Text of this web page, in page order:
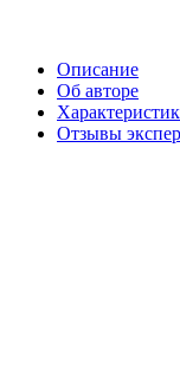
Описание
Об авторе
Отзывы